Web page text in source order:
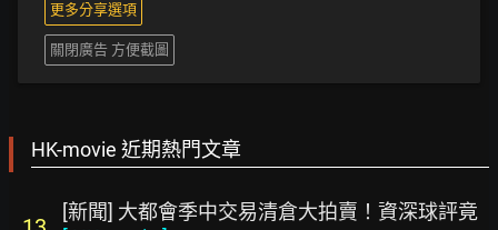
更多分享選項
關閉廣告 方便截圖
HK-movie 近期熱門文章
[新聞] 大都會季中交易清倉大拍賣！資深球評竟